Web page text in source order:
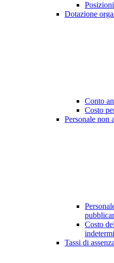
Dotazione
Conto
Costo
Personale non
Costo
Tassi di assenza